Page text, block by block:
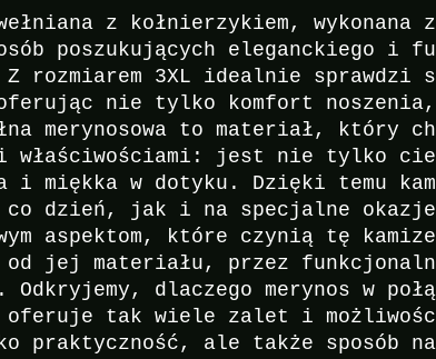
z kołnierzykiem, wykonana
poszukujących eleganckiego i
Z rozmiarem 3XL idealnie sprawdzi
nie tylko komfort
merynosowa to materiał, który
właściwościami: jest nie tylko
i miękka w dotyku. Dzięki temu
co dzień, jak i na specjalne
aspektom, które czynią tę
od jej materiału, przez
dlaczego merynos w
oferuje tak wiele zalet i
praktyczność, ale także sposób